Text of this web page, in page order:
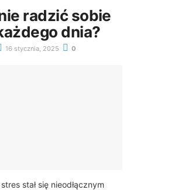
radzić sobie
dnia?
16 stycznia, 2025 0
stał się nieodłącznym